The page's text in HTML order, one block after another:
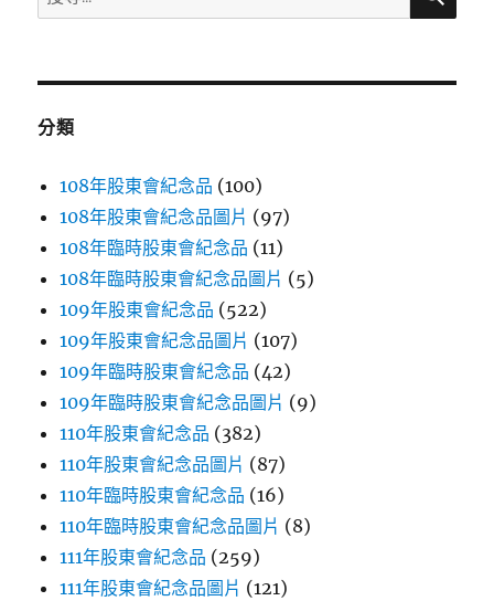
尋
鍵
分類
108年股東會紀念品 (100)
108年股東會紀念品圖片 (97)
108年臨時股東會紀念品 (11)
108年臨時股東會紀念品圖片 (5)
109年股東會紀念品 (522)
109年股東會紀念品圖片 (107)
109年臨時股東會紀念品 (42)
109年臨時股東會紀念品圖片 (9)
110年股東會紀念品 (382)
110年股東會紀念品圖片 (87)
110年臨時股東會紀念品 (16)
110年臨時股東會紀念品圖片 (8)
111年股東會紀念品 (259)
111年股東會紀念品圖片 (121)